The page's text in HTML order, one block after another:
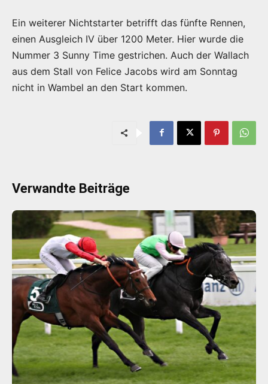
Ein weiterer Nichtstarter betrifft das fünfte Rennen,
einen Ausgleich IV über 1200 Meter. Hier wurde die
Nummer 3 Sunny Time gestrichen. Auch der Wallach
aus dem Stall von Felice Jacobs wird am Sonntag
nicht in Wambel an den Start kommen.
Verwandte Beiträge